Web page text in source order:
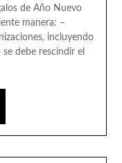
de Año Nuevo
manera: –
incluyendo
debe rescindir el